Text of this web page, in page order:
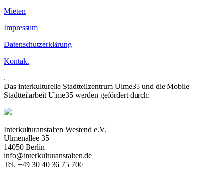
Mieten
Impressum
Datenschutzerklärung
Kontakt
.
Das interkulturelle Stadtteilzentrum Ulme35 und die Mobile
Stadtteilarbeit Ulme35 werden gefördert durch:
Interkulturanstalten Westend e.V.
Ulmenallee 35
14050 Berlin
info@interkulturanstalten.de
Tel. +49 30 40 36 75 700